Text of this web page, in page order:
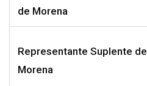
de Morena
Representante Suplente de
Morena